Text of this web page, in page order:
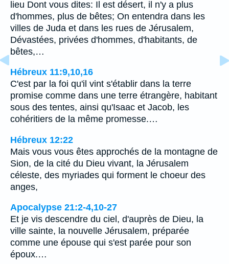
lieu Dont vous dites: Il est désert, il n'y a plus
d'hommes, plus de bêtes; On entendra dans les
villes de Juda et dans les rues de Jérusalem,
Dévastées, privées d'hommes, d'habitants, de
bêtes,…
Hébreux 11:9,10,16
C'est par la foi qu'il vint s'établir dans la terre
promise comme dans une terre étrangère, habitant
sous des tentes, ainsi qu'Isaac et Jacob, les
cohéritiers de la même promesse.…
Hébreux 12:22
Mais vous vous êtes approchés de la montagne de
Sion, de la cité du Dieu vivant, la Jérusalem
céleste, des myriades qui forment le choeur des
anges,
Apocalypse 21:2-4,10-27
Et je vis descendre du ciel, d'auprès de Dieu, la
ville sainte, la nouvelle Jérusalem, préparée
comme une épouse qui s'est parée pour son
époux.…